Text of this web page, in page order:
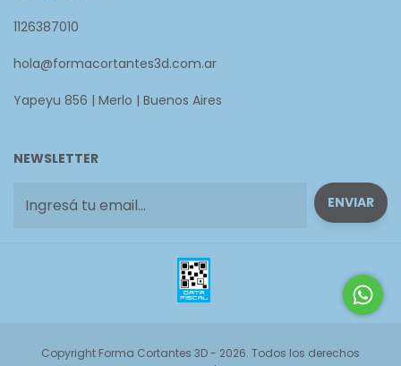
1126387010
hola@formacortantes3d.com.ar
Yapeyu 856 | Merlo | Buenos Aires
NEWSLETTER
Copyright Forma Cortantes 3D - 2026. Todos los derechos